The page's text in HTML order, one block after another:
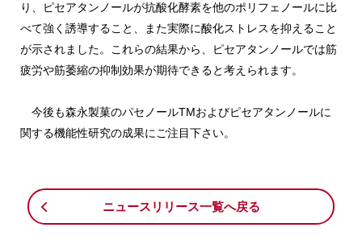
り、ピセアタンノールが抗酸化酵素を他のポリフェノールに比
べて強く誘導すること、また実際に酸化ストレスを抑えること
が示されました。これらの結果から、ピセアタンノールでは筋
疲労や筋萎縮の抑制効果が期待できると考えられます。
今後も森永製菓のパセノールTMおよびピセアタンノールに
関する機能性研究の成果にご注目下さい。
ニュースリリース一覧へ戻る